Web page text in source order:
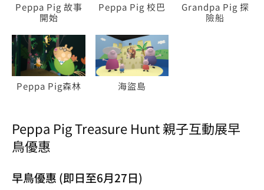
Peppa Pig 故事
開始
Peppa Pig 校巴
Grandpa Pig 探
險船
Peppa Pig森林 海盜島
Peppa Pig Treasure Hunt 親子互動展早
鳥優惠
早鳥優惠 (即日至6月27日)